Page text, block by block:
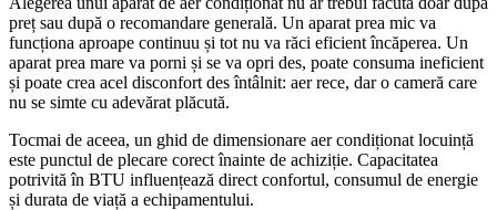
preț sau după o recomandare generală. Un aparat prea mic va
funcționa aproape continuu și tot nu va răci eficient încăperea. Un
aparat prea mare va porni și se va opri des, poate consuma ineficient
și poate crea acel disconfort des întâlnit: aer rece, dar o cameră care
nu se simte cu adevărat plăcută.
Tocmai de aceea, un ghid de dimensionare aer condiționat locuință
este punctul de plecare corect înainte de achiziție. Capacitatea
potrivită în BTU influențează direct confortul, consumul de energie
și durata de viață a echipamentului.